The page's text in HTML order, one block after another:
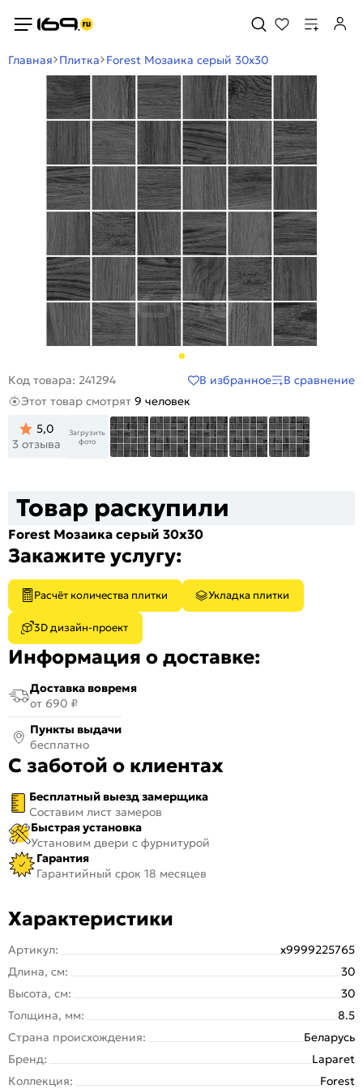
Главная Плитка Forest Мозаика серый 30х30
Код товара: 241294 В избранное
В сравнение
Этот товар смотрят 9 человек
5,0
3 отзыва
Загрузить
фото
Товар раскупили
Forest Мозаика серый 30х30
Закажите услугу:
Расчёт количества плитки Укладка плитки
3D дизайн-проект
Информация о доставке:
Доставка вовремя
от 690 ₽
Пункты выдачи
бесплатно
С заботой о клиентах
Бесплатный выезд замерщика
Составим лист замеров
Быстрая установка
Установим двери с фурнитурой
Гарантия
Гарантийный срок 18 месяцев
Характеристики
Артикул:
х9999225765
Длина, см:
30
Высота, см:
30
Толщина, мм:
8.5
Страна происхождения:
Беларусь
Бренд:
Laparet
Коллекция:
Forest